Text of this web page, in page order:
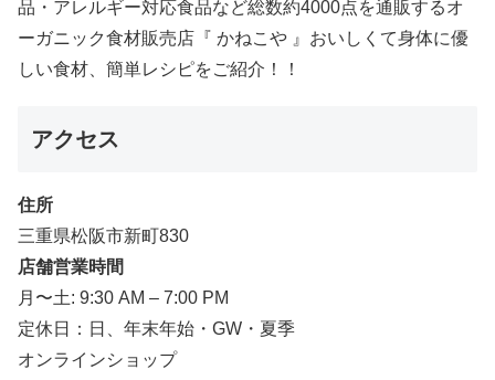
品・アレルギー対応食品など総数約4000点を通販するオ
ーガニック食材販売店『 かねこや 』おいしくて身体に優
しい食材、簡単レシピをご紹介！！
アクセス
住所
三重県松阪市新町830
店舗営業時間
月〜土: 9:30 AM – 7:00 PM
定休日：日、年末年始・GW・夏季
オンラインショップ